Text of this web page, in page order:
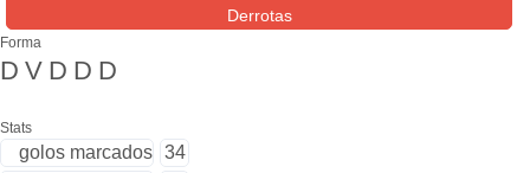
Derrotas
Forma
D V D D D
Stats
golos marcados 34